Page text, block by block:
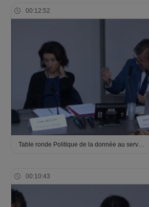
00:12:52
Table ronde Politique de la donnée au serv…
00:10:43